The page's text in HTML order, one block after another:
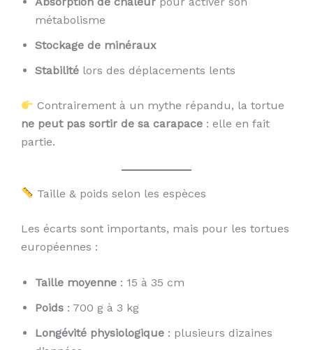
métabolisme
Stockage de minéraux
Stabilité lors des déplacements lents
Contrairement à un mythe répandu, la tortue
ne peut pas sortir de sa carapace : elle en fait
partie.
Taille & poids selon les espèces
Les écarts sont importants, mais pour les tortues
européennes :
Taille moyenne : 15 à 35 cm
Poids : 700 g à 3 kg
Longévité physiologique : plusieurs dizaines